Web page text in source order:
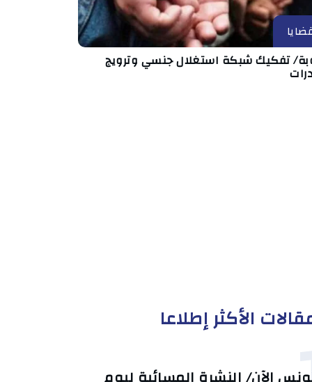
تفكيك شبكة استغلال جنسي وترويج
الأكثر إطلاعا